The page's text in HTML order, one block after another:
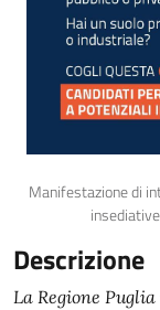
Manifestazione di
Descrizione
La Regione